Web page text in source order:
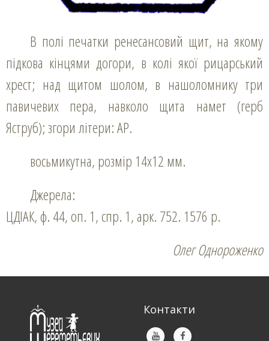
В полі печатки ренесансовий щит, на якому
підкова кінцями догори, в колі якої рицарський
хрест; над щитом шолом, в нашоломнику три
павичевих пера, навколо щита намет (герб
Яструб); згори літери: АP.
восьмикутна, розмір 14х12 мм.
Джерела:
ЦДІАК, ф. 44, оп. 1, спр. 1, арк. 752. 1576 р.
Олег Однороженко
Контакти